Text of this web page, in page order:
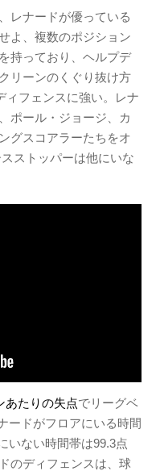
レナードが優っている
よ、複数のポジション
持っており、ヘルプデ
リーンのくぐり抜け方
ィフェンスに強い。レナ
ポール・ジョージ、カ
グスコアラーたちをオ
ストッパーは他にいな
あたりの失点でリーグベ
ードがフロアにいる時間
いない時間帯は99.3点
のディフェンスは、球